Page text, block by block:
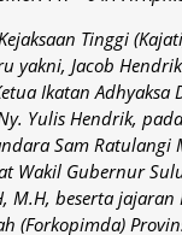
Tinggi
yakni, Jacob
Ikatan Adhyaksa
Yulis Hendrik,
Sam Ratulangi
Wakil Gubernur
M.H, beserta
(Forkopimda)